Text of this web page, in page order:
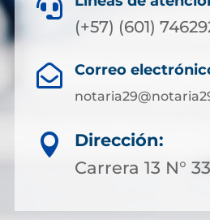

(+57) (601)
 Correo

Dirección:
Carrera 13 N°